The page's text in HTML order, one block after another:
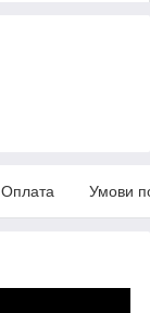
Оплата Умови